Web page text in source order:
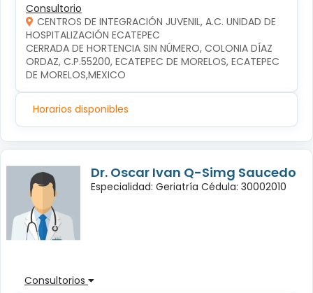
Consultorio
CENTROS DE INTEGRACIÓN JUVENIL, A.C. UNIDAD DE
HOSPITALIZACIÓN ECATEPEC
CERRADA DE HORTENCIA SIN NÚMERO, COLONIA DÍAZ
ORDAZ, C.P.55200, ECATEPEC DE MORELOS, ECATEPEC
DE MORELOS,MEXICO
Horarios disponibles
Dr. Oscar Ivan Q-Simg Saucedo
Especialidad: Geriatría Cédula: 30002010
Consultorios